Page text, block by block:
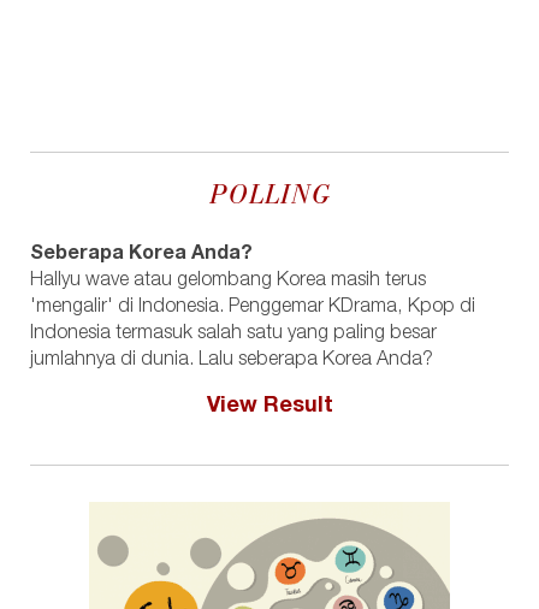
POLLING
Seberapa Korea Anda?
Hallyu wave atau gelombang Korea masih terus
'mengalir' di Indonesia. Penggemar KDrama, Kpop di
Indonesia termasuk salah satu yang paling besar
jumlahnya di dunia. Lalu seberapa Korea Anda?
View Result